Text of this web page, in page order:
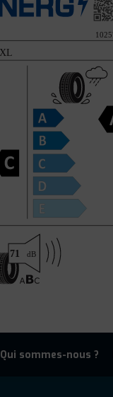
Qui sommes-nous ?